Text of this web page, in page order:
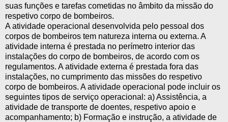
suas funções e tarefas cometidas no âmbito da missão do
respetivo corpo de bombeiros.
A atividade operacional desenvolvida pelo pessoal dos
corpos de bombeiros tem natureza interna ou externa. A
atividade interna é prestada no perímetro interior das
instalações do corpo de bombeiros, de acordo com os
regulamentos. A atividade externa é prestada fora das
instalações, no cumprimento das missões do respetivo
corpo de bombeiros. A atividade operacional pode incluir os
seguintes tipos de serviço operacional: a) Assistência, a
atividade de transporte de doentes, respetivo apoio e
acompanhamento; b) Formação e instrução, a atividade de